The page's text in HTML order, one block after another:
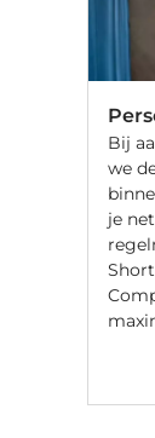
Bij
we
je